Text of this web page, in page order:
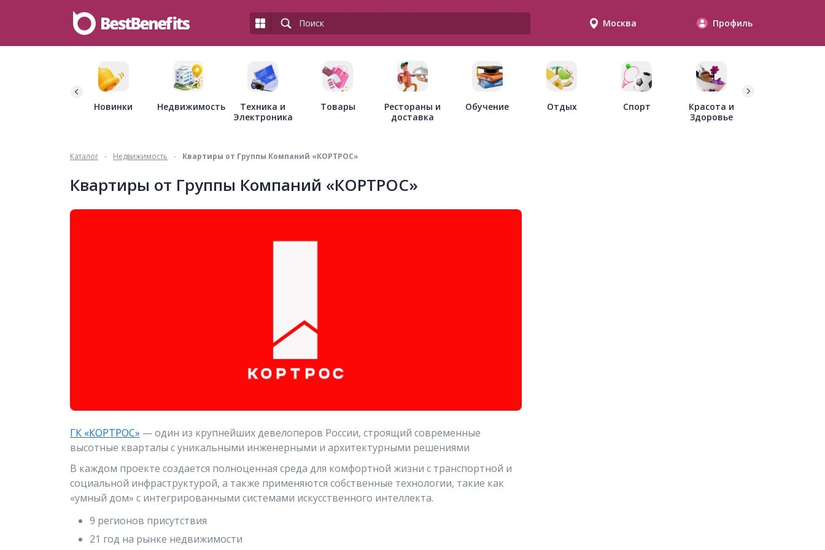
Москва Профиль
Новинки Недвижимость
Техника и
Электроника
Товары
Рестораны и
доставка
Обучение Отдых Спорт
Красота и
Здоровье
Каталог - Недвижимость - Квартиры от Группы Компаний «КОРТРОС»
Квартиры от Группы Компаний «КОРТРОС»
ГК «КОРТРОС» — один из крупнейших девелоперов России, строящий современные
высотные кварталы с уникальными инженерными и архитектурными решениями
В каждом проекте создается полноценная среда для комфортной жизни с транспортной и
социальной инфраструктурой, а также применяются собственные технологии, такие как
«умный дом» с интегрированными системами искусственного интеллекта.
9 регионов присутствия
21 год на рынке недвижимости